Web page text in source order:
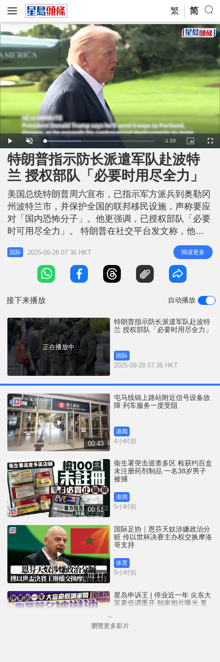
繁 简
P
l
a
y
U
n
m
u
t
e
L
o
a
d
e
:
3
3
3
6
%
R
e
m
n
i
e
-1:33
P
i
t
u
i
-
P
c
e
F
u
特朗普指示防长派遣军队赴波特
兰 授权部队「必要时用尽全力」
美国总统特朗普周六宣布，已指示军方派兵到奥勒冈
州波特兰市，并保护全国的联邦移民设施，声称要应
对「国内恐怖分子」。他更强调，已授权部队「必要
时可用尽全力」。 特朗普在社交平台发文称，他已
要求国防部长赫格塞思（Pete Hegseth）「提供一切
必要兵力，保护战火摧残的波特兰，以及所有正遭安
提法（Antifa）和其他国内恐怖分子攻击的移民及海
关执法局（ICE）设施」。 波特兰市长威尔逊（Keith
国际 2025-09-28 07:36 HKT 阅读更多
接下来播放 自动播放
正在播放中
特朗普指示防长派遣军队赴波特
兰 授权部队「必要时用尽全力」
国际
2025-09-28 07:36 HKT
00:43
屯马线锦上路站附近信号设备故
障 列车服务一度受阻
港闻
4小时前
00:51
衞生署突击巡查多区 检获约百盒
未注册药剂制品 一名38岁男子
被捕
港闻
5小时前
01:17
国际足协｜恩芬天奴涉嫌政治分
赃 传以世杯决赛主办权交换摩洛
哥支持
体育
5小时前
星岛申诉王 | 停业近一年 尖东大
富豪低调重开 独家相片曝光 复
港闻
瀏覽更多影片